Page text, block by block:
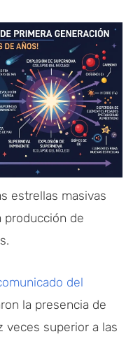
estrellas masivas
producción de
del
la presencia de
veces superior a las